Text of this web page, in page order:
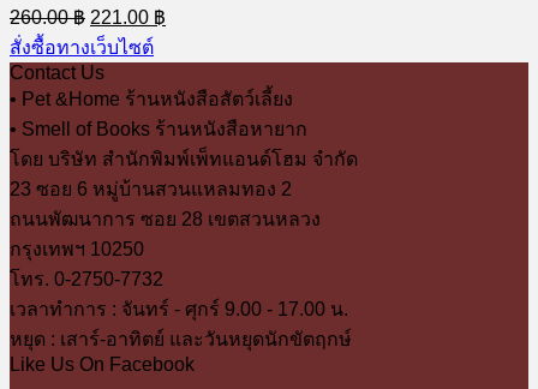
260.00฿ Original
price
was:
260.00 ฿.
221.00 ฿
price
สั่งซื้อทางเว็บไซต์
Contact Us
• Pet &Home ร้านหนังสือสัตว์เลี้ยง
• Smell of Books ร้านหนังสือหายาก
โดย บริษัท สำนักพิมพ์เพ็ทแอนด์โฮม จำกัด
23 ซอย 6 หมู่บ้านสวนแหลมทอง 2
ถนนพัฒนาการ ซอย 28 เขตสวนหลวง
กรุงเทพฯ 10250
โทร. 0-2750-7732
เวลาทำการ : จันทร์ - ศุกร์ 9.00 - 17.00 น.
หยุด : เสาร์-อาทิตย์ และวันหยุดนักขัตฤกษ์
Like Us On Facebook